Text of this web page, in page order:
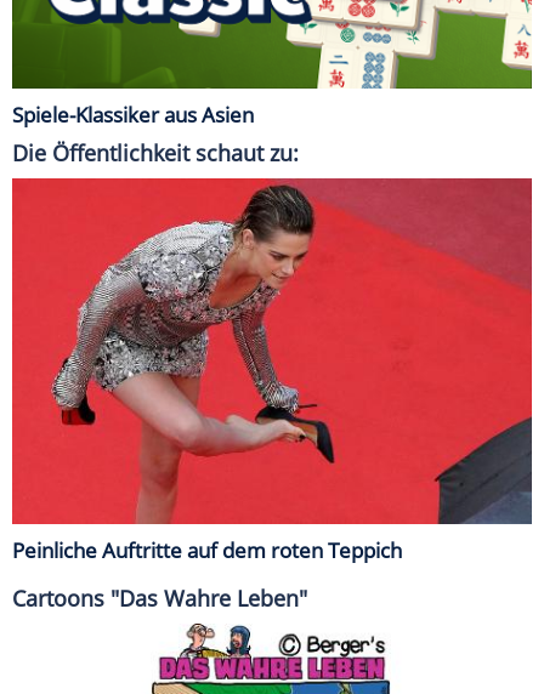
Spiele-Klassiker aus Asien
Die Öffentlichkeit schaut zu:
Peinliche Auftritte auf dem roten Teppich
Cartoons "Das Wahre Leben"